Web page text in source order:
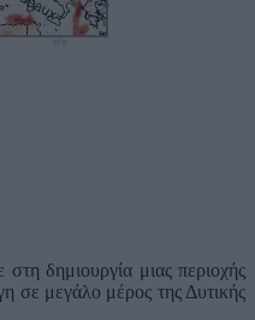
δημιουργία μιας περιοχής
σε μεγάλο μέρος της Δυτικής